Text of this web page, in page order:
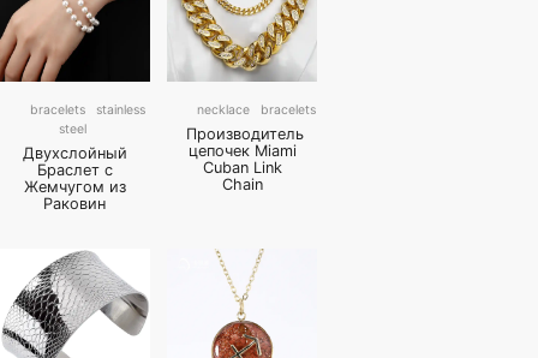
bracelets
stainless
steel
Двухслойный
Браслет с
Жемчугом из
Раковин
necklace bracelets
Производитель
цепочек Miami
Cuban Link
Chain